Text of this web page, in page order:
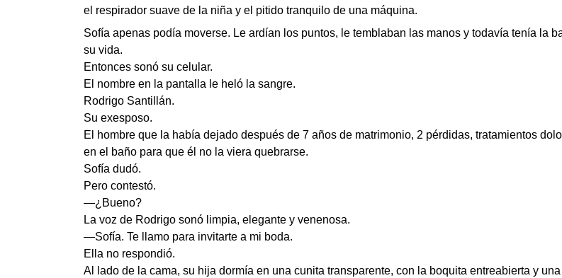
el respirador suave de la niña y el pitido tranquilo de una máquina.
Sofía apenas podía moverse. Le ardían los puntos, le temblaban las manos y todavía tenía la
su vida.
Entonces sonó su celular.
El nombre en la pantalla le heló la sangre.
Rodrigo Santillán.
Su exesposo.
El hombre que la había dejado después de 7 años de matrimonio, 2 pérdidas, tratamientos
en el baño para que él no la viera quebrarse.
Sofía dudó.
Pero contestó.
—¿Bueno?
La voz de Rodrigo sonó limpia, elegante y venenosa.
—Sofía. Te llamo para invitarte a mi boda.
Ella no respondió.
Al lado de la cama, su hija dormía en una cunita transparente, con la boquita entreabierta y